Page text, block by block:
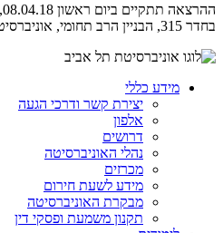
ההרצאה תתקיים ביום ראשון 08.04.18, בשעה 14:00
בחדר 315, הבניין הרב תחומי, אוניברסיטת תל אביב
מידע כללי
יצירת קשר ודרכי הגעה
אלפון
דרושים
נהלי האוניברסיטה
מכרזים
מידע לשעת חירום
מבקרת האוניברסיטה
תקנון משמעת ופסקי דין